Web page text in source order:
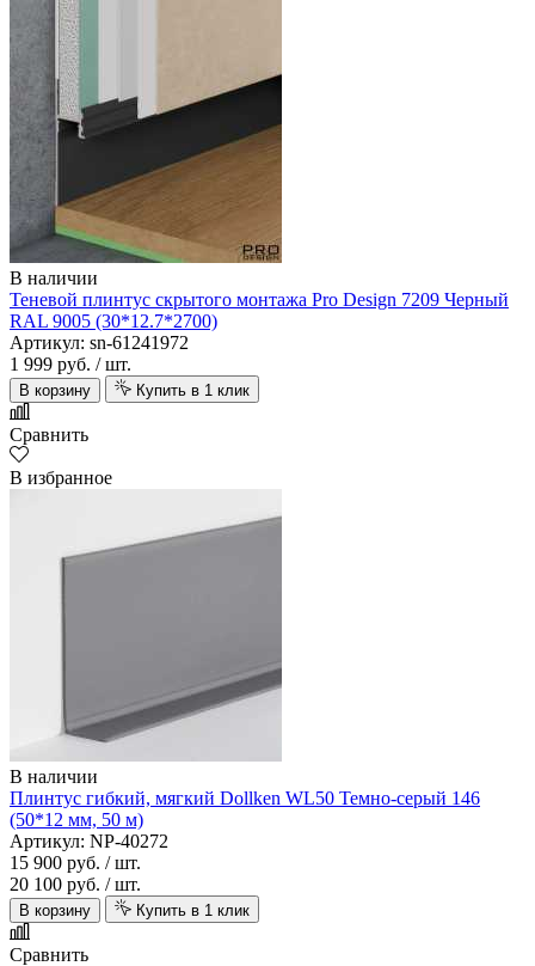
В наличии
Теневой плинтус скрытого монтажа Pro Design 7209 Черный
RAL 9005 (30*12.7*2700)
Артикул: sn-61241972
1 999 руб. / шт.
В корзину Купить в 1 клик
Сравнить
В избранное
В наличии
Плинтус гибкий, мягкий Dollken WL50 Темно-серый 146
(50*12 мм, 50 м)
Артикул: NP-40272
15 900 руб. / шт.
20 100 руб. / шт.
В корзину Купить в 1 клик
Сравнить